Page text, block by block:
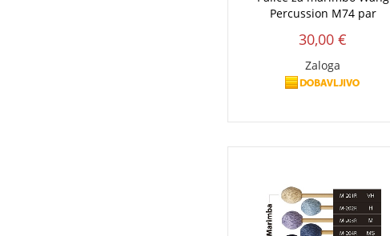
Percussion M74 par
30,00 €
Zaloga